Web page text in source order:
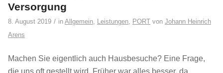
Versorgung
8. August 2019 / in Allgemein Leistungen PORT von Johann Heinrich
Arens
Machen Sie eigentlich auch Hausbesuche? Eine Frage,
die uns oft gestellt wird. Früher war alles besser, da